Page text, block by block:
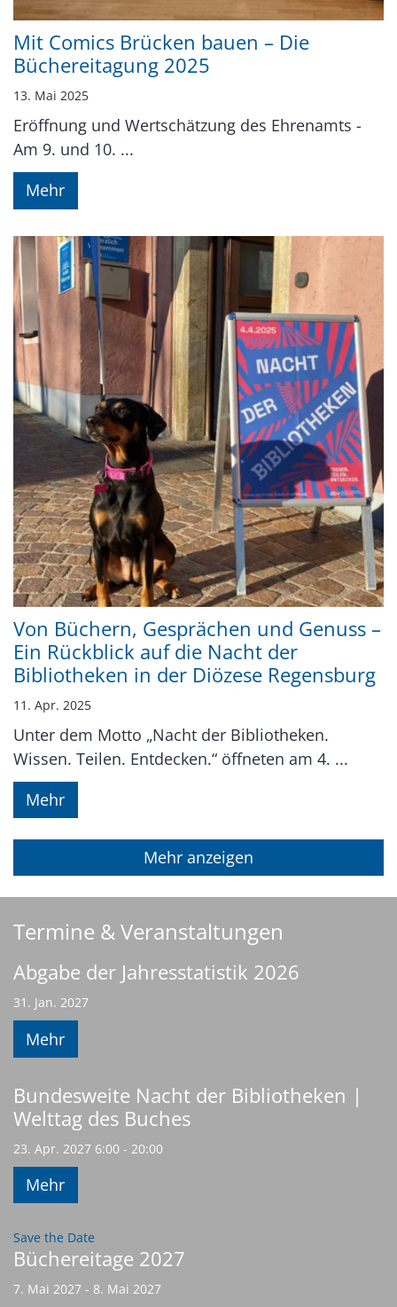
Mit Comics Brücken bauen – Die
Büchereitagung 2025
13. Mai 2025
Eröffnung und Wertschätzung des Ehrenamts -
Am 9. und 10. ...
Mehr
Von Büchern, Gesprächen und Genuss –
Ein Rückblick auf die Nacht der
Bibliotheken in der Diözese Regensburg
11. Apr. 2025
Unter dem Motto „Nacht der Bibliotheken.
Wissen. Teilen. Entdecken.“ öffneten am 4. ...
Mehr
Mehr anzeigen
Termine & Veranstaltungen
Abgabe der Jahresstatistik 2026
31. Jan. 2027
Mehr
Bundesweite Nacht der Bibliotheken |
Welttag des Buches
23. Apr. 2027 6:00 - 20:00
Mehr
Save the Date
Büchereitage 2027
7. Mai 2027 - 8. Mai 2027